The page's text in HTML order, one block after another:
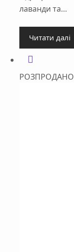
лаванди та…
Читати далі
РОЗПРОДАНО